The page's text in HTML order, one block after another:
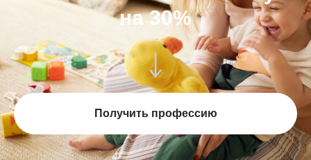
на 30%
Получить профессию